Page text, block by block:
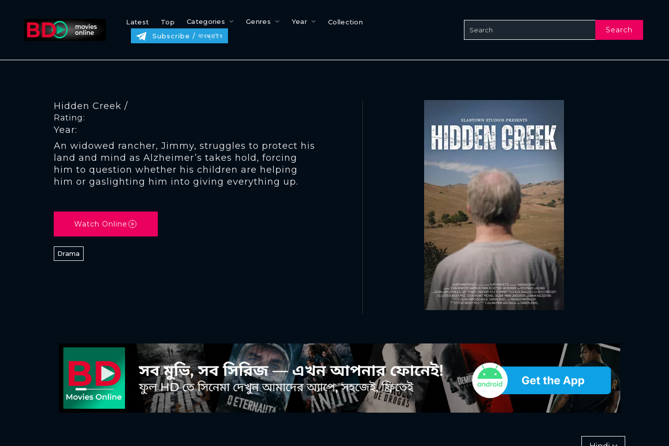
Latest Top Categories Genres Year
Collection
Subscribe / সাবস্ক্রাইব
Search
Hidden Creek /
Rating:
Year:
An widowed rancher, Jimmy, struggles to protect his
land and mind as Alzheimer’s takes hold, forcing
him to question whether his children are helping
him or gaslighting him into giving everything up.
Watch Online
Drama